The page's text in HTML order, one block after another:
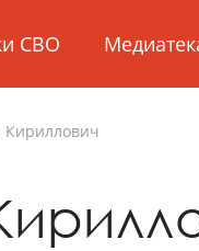
СВО
Кириллович